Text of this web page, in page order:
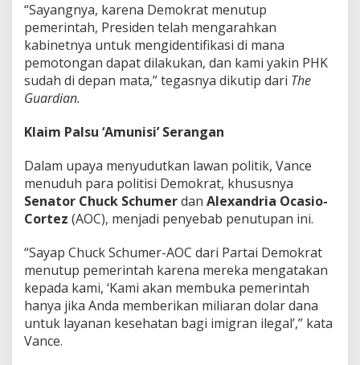
“Sayangnya, karena Demokrat menutup
pemerintah, Presiden telah mengarahkan
kabinetnya untuk mengidentifikasi di mana
pemotongan dapat dilakukan, dan kami yakin PHK
sudah di depan mata,” tegasnya dikutip dari The
Guardian.
Klaim Palsu ‘Amunisi’ Serangan
Dalam upaya menyudutkan lawan politik, Vance
menuduh para politisi Demokrat, khususnya
Senator Chuck Schumerdan Alexandria Ocasio-
Cortez (AOC), menjadi penyebab penutupan ini.
“Sayap Chuck Schumer-AOC dari Partai Demokrat
menutup pemerintah karena mereka mengatakan
kepada kami, ‘Kami akan membuka pemerintah
hanya jika Anda memberikan miliaran dolar dana
untuk layanan kesehatan bagi imigran ilegal’,” kata
Vance.